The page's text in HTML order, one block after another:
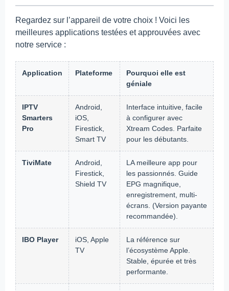
Regardez sur l’appareil de votre choix ! Voici les
meilleures applications testées et approuvées avec
notre service :
Application Plateforme
Pourquoi elle est
géniale
IPTV
Smarters
Pro
Android,
iOS,
Firestick,
Smart TV
Interface intuitive, facile
à configurer avec
Xtream Codes. Parfaite
pour les débutants.
TiviMate
Android,
Firestick,
Shield TV
LA meilleure app pour
les passionnés. Guide
EPG magnifique,
enregistrement, multi-
écrans. (Version payante
recommandée).
IBO Player
iOS, Apple
TV
La référence sur
l’écosystème Apple.
Stable, épurée et très
performante.